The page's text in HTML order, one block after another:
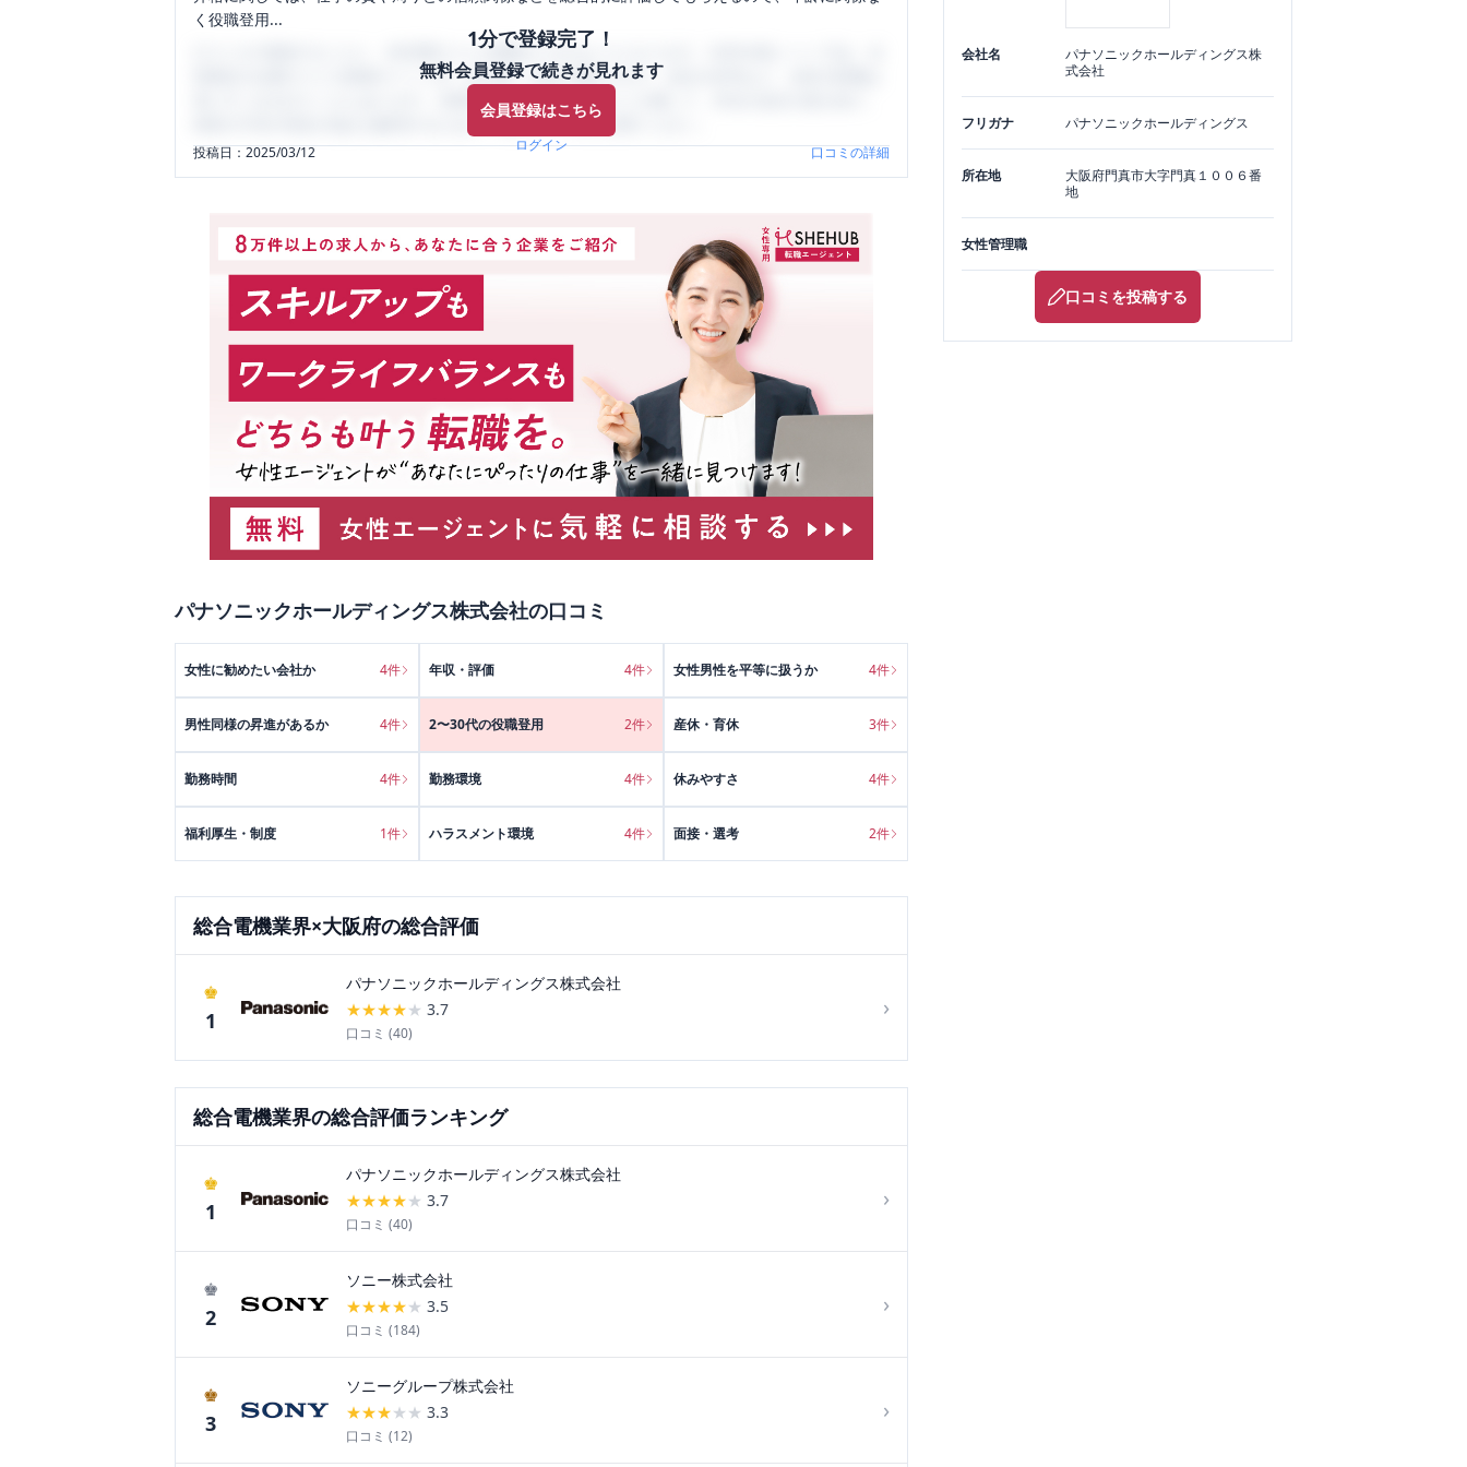
く役職登用...
1分で登録完了！
無料会員登録で続きが見れます
会員登録はこちら
ログイン
口コミを1投稿するごとに、30日間口コミの閲覧ができるようになります。SHEHUB(シーハブ)は、女
性限定の企業口コミの投稿サイトです。給与面・女性の働きやすさ・会社の評判など、女性の転職は
気にすべき点がたくさんあります。先輩社員（元社員）の口コミを通して、本当の会社の姿を知り、
将来の不安や現在の悩みを解消するために、ぜひサイトをご活用ください。
投稿日：2025/03/12 口コミの詳細
パナソニックホールディングス株式会社の口コミ
女性に勧めたい会社か 4件 年収・評価 4件 女性男性を平等に扱うか 4件
男性同様の昇進があるか 4件 2〜30代の役職登用 2件 産休・育休 3件
勤務時間 4件 勤務環境 4件 休みやすさ 4件
福利厚生・制度 1件 ハラスメント環境 4件 面接・選考 2件
総合電機業界×大阪府の総合評価
♚
1
パナソニックホールディングス株式会社
★★★★★ 3.7
口コミ (40)
›
総合電機業界の総合評価ランキング
♚
1
パナソニックホールディングス株式会社
★★★★★ 3.7
口コミ (40)
›
♚
2
ソニー株式会社
★★★★★ 3.5
口コミ (184)
›
♚
3
ソニーグループ株式会社
★★★★ ★ 3.3
口コミ (12)
›
会社名
パナソニックホールディングス株
式会社
フリガナ パナソニックホールディングス
所在地 大阪府門真市大字門真１００６番
地
女性管理職
口コミを投稿する